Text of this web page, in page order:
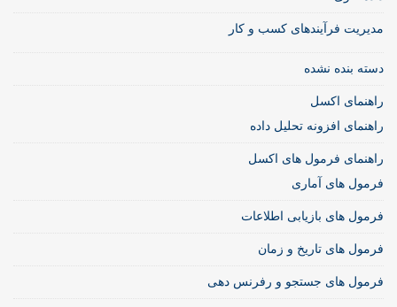
مدیریت فرآیندهای کسب و کار
دسته بنده نشده
راهنمای اکسل
راهنمای افزونه تحلیل داده
راهنمای فرمول های اکسل
فرمول های آماری
فرمول های بازیابی اطلاعات
فرمول های تاریخ و زمان
فرمول های جستجو و رفرنس دهی